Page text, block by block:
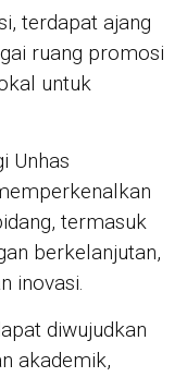
terdapat ajang
ruang promosi
untuk
Unhas
termasuk
berkelanjutan,
inovasi.
diwujudkan
akademik,